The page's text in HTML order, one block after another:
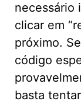
necessário
clicar em
próximo.
código
basta